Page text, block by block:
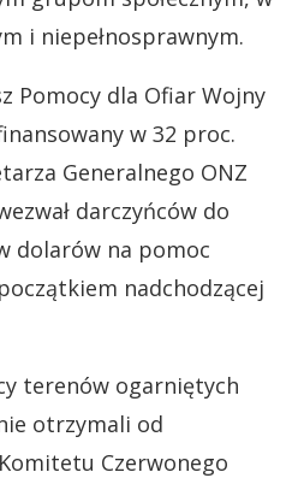
i niepełnosprawnym.
Pomocy dla Ofiar Wojny
w 32 proc.
Generalnego ONZ
darczyńców do
dolarów na pomoc
nadchodzącej
terenów ogarniętych
otrzymali od
Czerwonego